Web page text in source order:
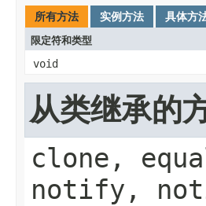
所有方法 实例方法 具体方
限定符和类型
void
从类继承
clone,
notify,